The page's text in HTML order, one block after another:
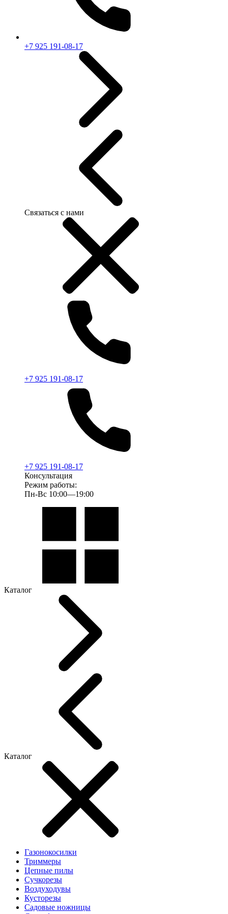
+7 925 191-08-17
Связаться с нами
+7 925 191-08-17
+7 925 191-08-17
Консультация
Режим работы:
Пн-Вс 10:00—19:00
Каталог
Каталог
Газонокосилки
Триммеры
Цепные пилы
Cучкорезы
Воздуходувы
Кусторезы
Садовые ножницы